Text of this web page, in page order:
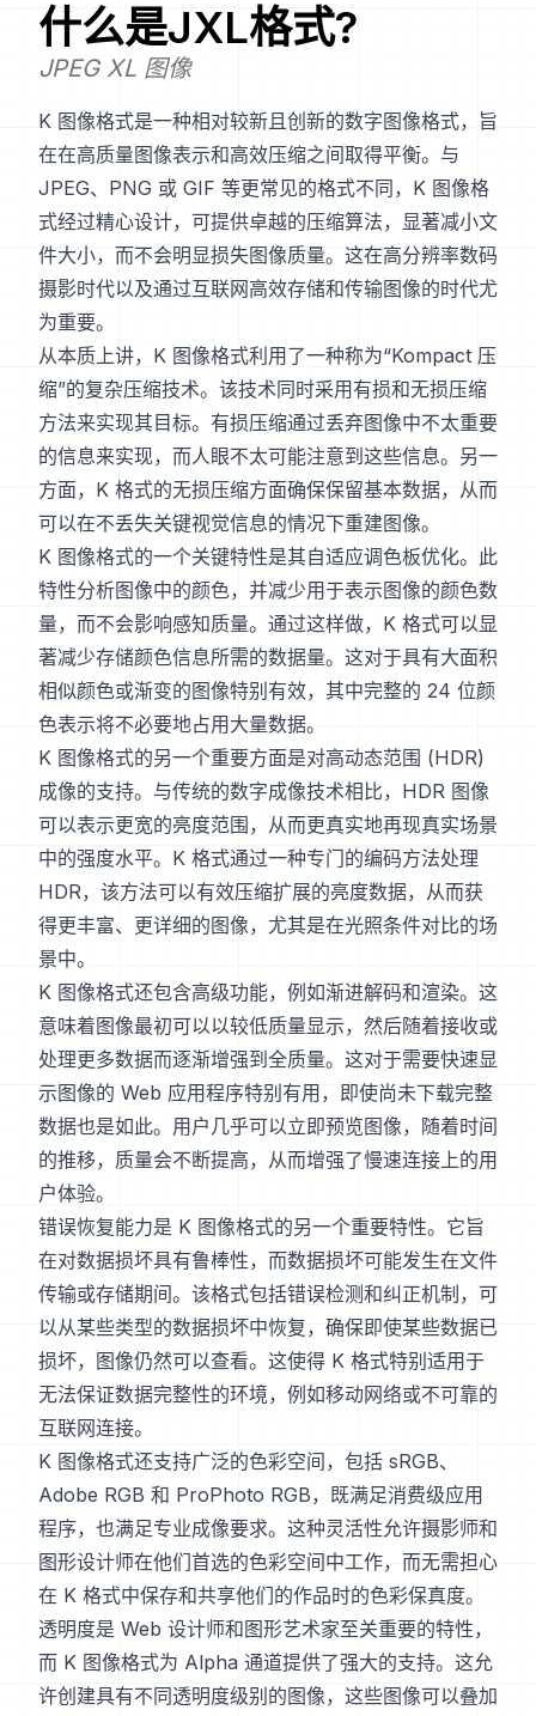
什么是JXL格式?
JPEG XL 图像
K 图像格式是一种相对较新且创新的数字图像格式，旨
在在高质量图像表示和高效压缩之间取得平衡。与
JPEG、PNG 或 GIF 等更常见的格式不同，K 图像格
式经过精心设计，可提供卓越的压缩算法，显著减小文
件大小，而不会明显损失图像质量。这在高分辨率数码
摄影时代以及通过互联网高效存储和传输图像的时代尤
为重要。
从本质上讲，K 图像格式利用了一种称为“Kompact 压
缩”的复杂压缩技术。该技术同时采用有损和无损压缩
方法来实现其目标。有损压缩通过丢弃图像中不太重要
的信息来实现，而人眼不太可能注意到这些信息。另一
方面，K 格式的无损压缩方面确保保留基本数据，从而
可以在不丢失关键视觉信息的情况下重建图像。
K 图像格式的一个关键特性是其自适应调色板优化。此
特性分析图像中的颜色，并减少用于表示图像的颜色数
量，而不会影响感知质量。通过这样做，K 格式可以显
著减少存储颜色信息所需的数据量。这对于具有大面积
相似颜色或渐变的图像特别有效，其中完整的 24 位颜
色表示将不必要地占用大量数据。
K 图像格式的另一个重要方面是对高动态范围 (HDR)
成像的支持。与传统的数字成像技术相比，HDR 图像
可以表示更宽的亮度范围，从而更真实地再现真实场景
中的强度水平。K 格式通过一种专门的编码方法处理
HDR，该方法可以有效压缩扩展的亮度数据，从而获
得更丰富、更详细的图像，尤其是在光照条件对比的场
景中。
K 图像格式还包含高级功能，例如渐进解码和渲染。这
意味着图像最初可以以较低质量显示，然后随着接收或
处理更多数据而逐渐增强到全质量。这对于需要快速显
示图像的 Web 应用程序特别有用，即使尚未下载完整
数据也是如此。用户几乎可以立即预览图像，随着时间
的推移，质量会不断提高，从而增强了慢速连接上的用
户体验。
错误恢复能力是 K 图像格式的另一个重要特性。它旨
在对数据损坏具有鲁棒性，而数据损坏可能发生在文件
传输或存储期间。该格式包括错误检测和纠正机制，可
以从某些类型的数据损坏中恢复，确保即使某些数据已
损坏，图像仍然可以查看。这使得 K 格式特别适用于
无法保证数据完整性的环境，例如移动网络或不可靠的
互联网连接。
K 图像格式还支持广泛的色彩空间，包括 sRGB、
Adobe RGB 和 ProPhoto RGB，既满足消费级应用
程序，也满足专业成像要求。这种灵活性允许摄影师和
图形设计师在他们首选的色彩空间中工作，而无需担心
在 K 格式中保存和共享他们的作品时的色彩保真度。
透明度是 Web 设计师和图形艺术家至关重要的特性，
而 K 图像格式为 Alpha 通道提供了强大的支持。这允
许创建具有不同透明度级别的图像，这些图像可以叠加